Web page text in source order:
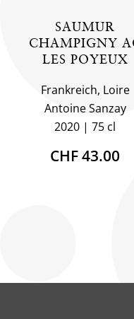
SAUMUR
CHAMPIGNY
LES POYEUX
Frankreich, Loire
Antoine Sanzay
2020
75 cl
CHF 43.00